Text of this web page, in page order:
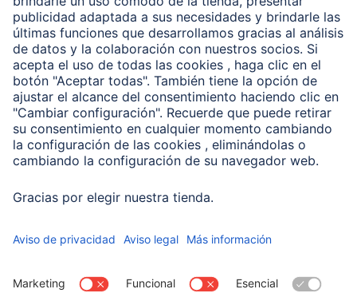
Clientes online
Conviértete en distribuidor
Compañía
Historia de la empresa
Hama en todo el Mundo
Sostenibilidad
Business-Portal